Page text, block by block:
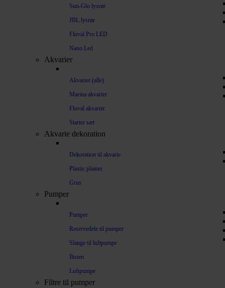
Sun-Glo lysrør
JBL lysrør
Fluval Pro LED
Nano Led
Akvarier
Akvarier (alle)
Marina akvarier
Fluval akvarier
Starter sæt
Akvarie dekoration
Dekoration til akvarie
Plastic planter
Grus
Pumper
Pumper
Reservedele til pumper
Slange til luftpumpe
Iltsten
Luftpumpe
Filtre til pumper